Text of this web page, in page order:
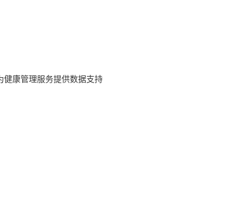
健康管理服务提供数据支持